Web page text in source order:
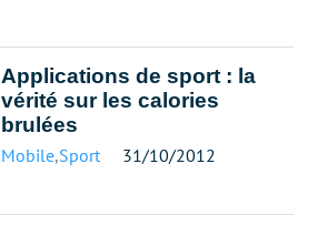
Applications de sport : la
vérité sur les calories
brulées
Mobile,Sport 31/10/2012